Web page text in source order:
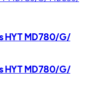
HYT MD780/G/
HYT MD780/G/